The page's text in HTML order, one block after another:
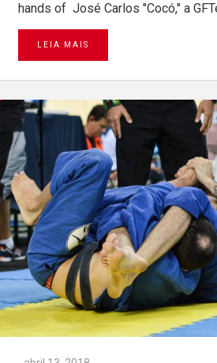
hands of José Carlos "Cocó," a
LEIA MAIS